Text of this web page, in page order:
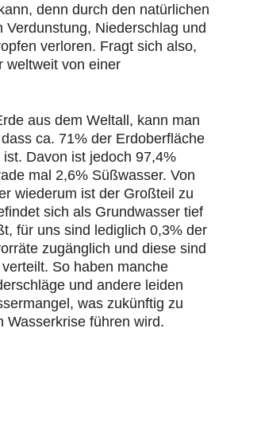
denn durch den natürlichen
Verdunstung, Niederschlag und
verloren. Fragt sich also,
weltweit von einer
aus dem Weltall, kann man
ca. 71% der Erdoberfläche
Davon ist jedoch 97,4%
mal 2,6% Süßwasser. Von
wiederum ist der Großteil zu
sich als Grundwasser tief
für uns sind lediglich 0,3% der
zugänglich und diese sind
So haben manche
und andere leiden
was zukünftig zu
Wasserkrise führen wird.